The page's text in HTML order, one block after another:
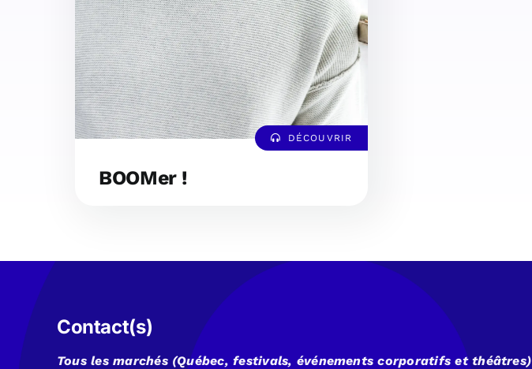
DÉCOUVRIR
BOOMer !
Contact(s)
Tous les marchés (Québec, festivals, événements corporatifs et théâtres)